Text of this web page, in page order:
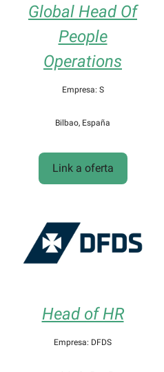
Global Head Of
People
Operations
Empresa: S
Bilbao, España
Link a oferta
Head of HR
Empresa: DFDS